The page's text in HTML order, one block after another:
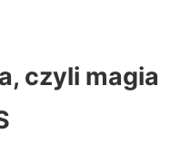
czyli magia